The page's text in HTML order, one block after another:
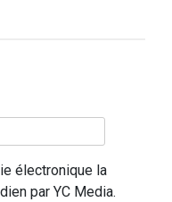
électronique la
par YC Media.